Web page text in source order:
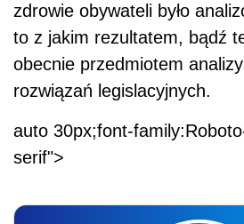
zdrowie obywateli było
to z jakim rezultatem, bądź
obecnie przedmiotem
rozwiązań legislacyjnych.
auto 30px;font-
serif">